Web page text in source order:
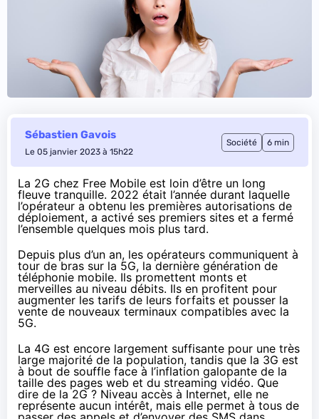
Sébastien Gavois
Le 05 janvier 2023 à 15h22
Société 6 min
La 2G chez Free Mobile est loin d’être un long
fleuve tranquille. 2022 était l’année durant laquelle
l’opérateur a obtenu les premières autorisations de
déploiement, a activé ses premiers sites et a fermé
l’ensemble quelques mois plus tard.
Depuis plus d’un an, les opérateurs communiquent à
tour de bras sur la 5G, la dernière génération de
téléphonie mobile. Ils promettent monts et
merveilles au niveau débits. Ils en profitent pour
augmenter les tarifs de leurs forfaits et pousser la
vente de nouveaux terminaux compatibles avec la
5G.
La 4G est encore largement suffisante pour une très
large majorité de la population, tandis que la 3G est
à bout de souffle face à l’inflation galopante de la
taille des pages web et du streaming vidéo. Que
dire de la 2G ? Niveau accès à Internet, elle ne
représente aucun intérêt, mais elle permet à tous de